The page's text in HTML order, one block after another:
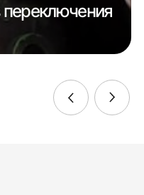
переключения